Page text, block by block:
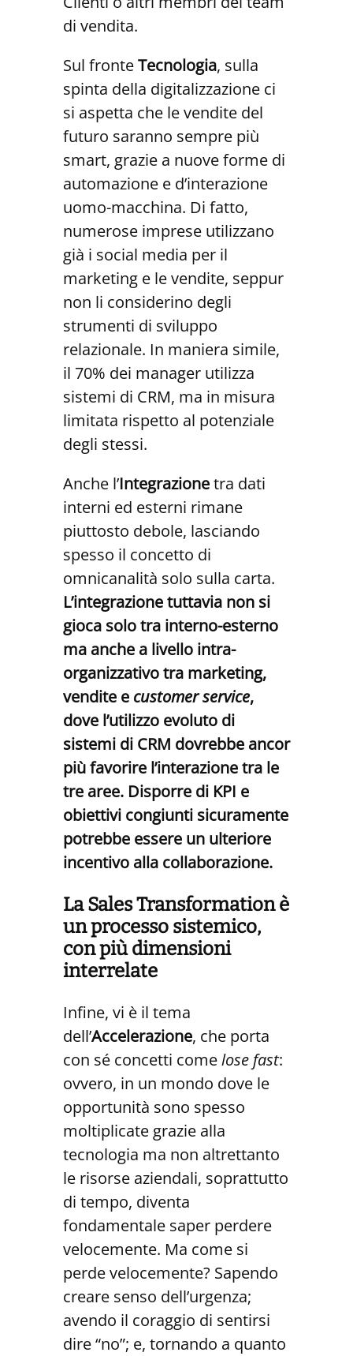
di vendita.
Sul fronteTecnologia, sulla
spinta della digitalizzazione ci
si aspetta che le vendite del
futuro saranno sempre più
smart, grazie a nuove forme di
automazione e d’interazione
uomo-macchina. Di fatto,
numerose imprese utilizzano
già i social media per il
marketing e le vendite, seppur
non li considerino degli
strumenti di sviluppo
relazionale. In maniera simile,
il 70% dei manager utilizza
sistemi di CRM, ma in misura
limitata rispetto al potenziale
degli stessi.
Anche l’Integrazionetra dati
interni ed esterni rimane
piuttosto debole, lasciando
spesso il concetto di
omnicanalità solo sulla carta.
L’integrazione tuttavia non si
gioca solo tra interno-esterno
ma anche a livello intra-
organizzativo tra marketing,
vendite e customer service,
dove l’utilizzo evoluto di
sistemi di CRM dovrebbe ancor
più favorire l’interazione tra le
tre aree. Disporre di KPI e
obiettivi congiunti sicuramente
potrebbe essere un ulteriore
incentivo alla collaborazione.
La Sales Transformation è
un processo sistemico,
con più dimensioni
interrelate
Infine, vi è il tema
dell’Accelerazione, che porta
con sé concetti comelose fast:
ovvero, in un mondo dove le
opportunità sono spesso
moltiplicate grazie alla
tecnologia ma non altrettanto
le risorse aziendali, soprattutto
di tempo, diventa
fondamentale saper perdere
velocemente. Ma come si
perde velocemente? Sapendo
creare senso dell’urgenza;
avendo il coraggio di sentirsi
dire “no”; e, tornando a quanto